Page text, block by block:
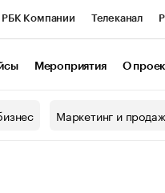
РБК Компании Телеканал
Мероприятия О
Маркетинг и